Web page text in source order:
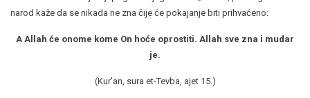
narod kaže da se nikada ne zna čije će pokajanje biti prihvaćeno:
A Allah će onome kome On hoće oprostiti. Allah sve zna i mudar
je.
(Kur'an, sura et-Tevba, ajet 15.)